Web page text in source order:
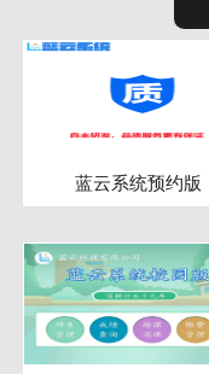
蓝云系统预约版